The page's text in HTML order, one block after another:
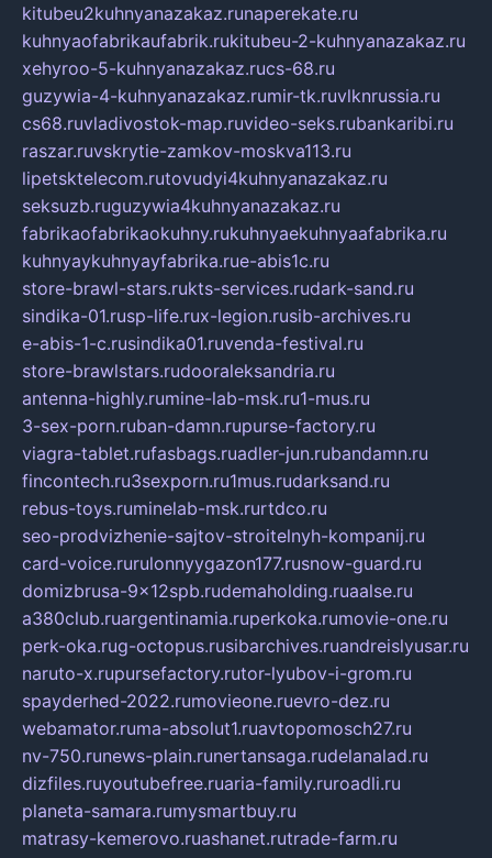
kitubeu2kuhnyanazakaz.runaperekate.ru
kuhnyaofabrikaufabrik.rukitubeu-2-kuhnyanazakaz.ru
xehyroo-5-kuhnyanazakaz.rucs-68.ru
guzywia-4-kuhnyanazakaz.rumir-tk.ruvlknrussia.ru
cs68.ruvladivostok-map.ruvideo-seks.rubankaribi.ru
raszar.ruvskrytie-zamkov-moskva113.ru
lipetsktelecom.rutovudyi4kuhnyanazakaz.ru
seksuzb.ruguzywia4kuhnyanazakaz.ru
fabrikaofabrikaokuhny.rukuhnyaekuhnyaafabrika.ru
kuhnyaykuhnyayfabrika.rue-abis1c.ru
store-brawl-stars.rukts-services.rudark-sand.ru
sindika-01.rusp-life.rux-legion.rusib-archives.ru
e-abis-1-c.rusindika01.ruvenda-festival.ru
store-brawlstars.rudooraleksandria.ru
antenna-highly.rumine-lab-msk.ru1-mus.ru
3-sex-porn.ruban-damn.rupurse-factory.ru
viagra-tablet.rufasbags.ruadler-jun.rubandamn.ru
fincontech.ru3sexporn.ru1mus.rudarksand.ru
rebus-toys.ruminelab-msk.rurtdco.ru
seo-prodvizhenie-sajtov-stroitelnyh-kompanij.ru
card-voice.rurulonnyygazon177.rusnow-guard.ru
domizbrusa-9x12spb.rudemaholding.ruaalse.ru
a380club.ruargentinamia.ruperkoka.rumovie-one.ru
perk-oka.rug-octopus.rusibarchives.ruandreislyusar.ru
naruto-x.rupursefactory.rutor-lyubov-i-grom.ru
spayderhed-2022.rumovieone.ruevro-dez.ru
webamator.ruma-absolut1.ruavtopomosch27.ru
nv-750.runews-plain.runertansaga.rudelanalad.ru
dizfiles.ruyoutubefree.ruaria-family.ruroadli.ru
planeta-samara.rumysmartbuy.ru
matrasy-kemerovo.ruashanet.rutrade-farm.ru